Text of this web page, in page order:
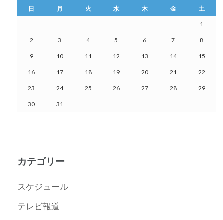
日 月 火 水 木 金 土
1
2 3 4 5 6 7 8
9 10 11 12 13 14 15
16 17 18 19 20 21 22
23 24 25 26 27 28 29
30 31
カテゴリー
スケジュール
テレビ報道